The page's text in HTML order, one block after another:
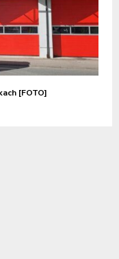
[FOTO]